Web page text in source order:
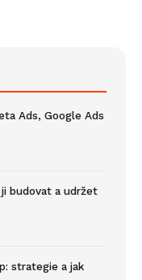
Ads, Google Ads
budovat a udržet
strategie a jak